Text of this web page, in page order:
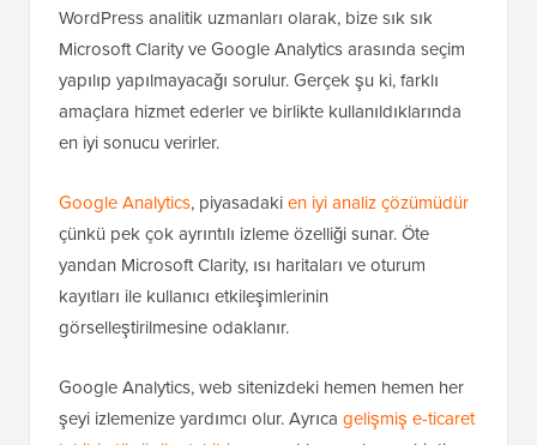
WordPress analitik uzmanları olarak, bize sık sık
Microsoft Clarity ve Google Analytics arasında seçim
yapılıp yapılmayacağı sorulur. Gerçek şu ki, farklı
amaçlara hizmet ederler ve birlikte kullanıldıklarında
en iyi sonucu verirler.
Google Analytics, piyasadakien iyi analiz çözümüdür
çünkü pek çok ayrıntılı izleme özelliği sunar. Öte
yandan Microsoft Clarity, ısı haritaları ve oturum
kayıtları ile kullanıcı etkileşimlerinin
görselleştirilmesine odaklanır.
Google Analytics, web sitenizdeki hemen hemen her
şeyi izlemenize yardımcı olur. Ayrıca gelişmiş e-ticaret